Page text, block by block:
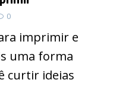
0
imprimir e
uma forma
curtir ideias